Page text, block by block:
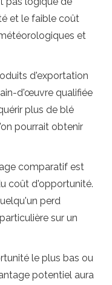
et le faible coût
et
d'exportation
d'œuvre qualifiée
plus de blé
pourrait obtenir
comparatif est
coût d'opportunité.
perd
sur un
le plus bas ou
potentiel aura